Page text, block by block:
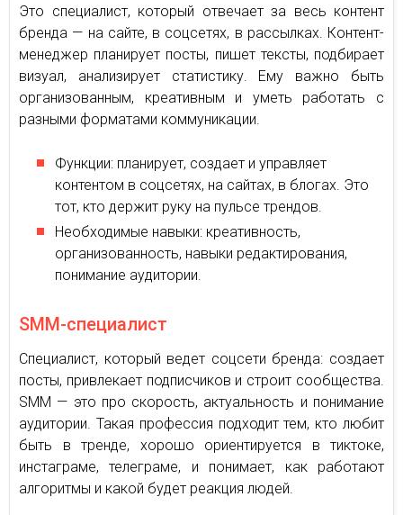
Это специалист, который отвечает за весь контент
бренда — на сайте, в соцсетях, в рассылках. Контент-
менеджер планирует посты, пишет тексты, подбирает
визуал, анализирует статистику. Ему важно быть
организованным, креативным и уметь работать с
разными форматами коммуникации.
Функции: планирует, создает и управляет
контентом в соцсетях, на сайтах, в блогах. Это
тот, кто держит руку на пульсе трендов.
Необходимые навыки: креативность,
организованность, навыки редактирования,
понимание аудитории.
SMM-специалист
Специалист, который ведет соцсети бренда: создает
посты, привлекает подписчиков и строит сообщества.
SMM — это про скорость, актуальность и понимание
аудитории. Такая профессия подходит тем, кто любит
быть в тренде, хорошо ориентируется в тиктоке,
инстаграме, телеграме, и понимает, как работают
алгоритмы и какой будет реакция людей.